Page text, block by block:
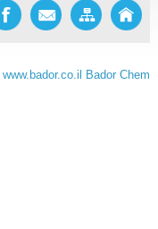
Bador Chem
www.bador.co.il